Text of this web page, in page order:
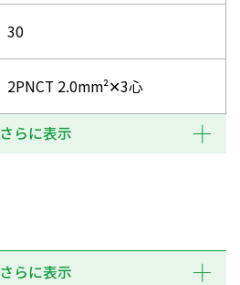
30
2PNCT 2.0mm²✕3心
さらに表示
さらに表示